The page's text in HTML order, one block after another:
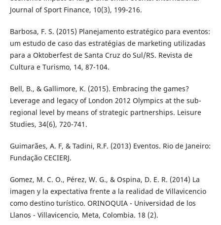
Journal of Sport Finance, 10(3), 199-216.
Barbosa, F. S. (2015) Planejamento estratégico para eventos:
um estudo de caso das estratégias de marketing utilizadas
para a Oktoberfest de Santa Cruz do Sul/RS. Revista de
Cultura e Turismo, 14, 87-104.
Bell, B., & Gallimore, K. (2015). Embracing the games?
Leverage and legacy of London 2012 Olympics at the sub-
regional level by means of strategic partnerships. Leisure
Studies, 34(6), 720-741.
Guimarães, A. F, & Tadini, R.F. (2013) Eventos. Rio de Janeiro:
Fundação CECIERJ.
Gomez, M. C. O., Pérez, W. G., & Ospina, D. E. R. (2014) La
imagen y la expectativa frente a la realidad de Villavicencio
como destino turístico. ORINOQUIA - Universidad de los
Llanos - Villavicencio, Meta, Colombia. 18 (2).